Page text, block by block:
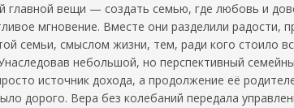
главной вещи — создать семью, где любовь и
мгновение. Вместе они разделили радости,
семьи, смыслом жизни, тем, ради кого стоило
небольшой, но перспективный
источник дохода, а продолжение её
дорого. Вера без колебаний передала